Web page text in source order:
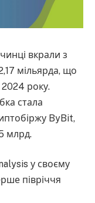
вкрали з
мільярда, що
року.
стала
ByBit,
млрд.
у своєму
півріччя